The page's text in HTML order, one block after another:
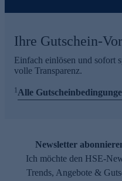
Ihre Gutschein-
Einfach einlösen und sofort
volle Transparenz.
1Alle
Newsletter
Ich möchte den HSE-
Trends, Angebote &